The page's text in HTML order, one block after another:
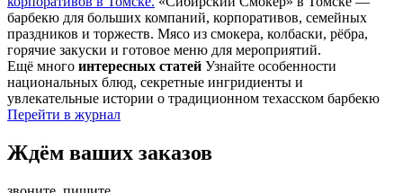
барбекю для больших компаний, корпоративов, семейных
праздников и торжеств. Мясо из смокера, колбаски, рёбра,
горячие закуски и готовое меню для мероприятий.
Ещё много интересных статей Узнайте особенности
национальных блюд, секретные ингридиенты и
увлекательные истории о традиционном техасском барбекю
Перейти в журнал
Ждём ваших заказов